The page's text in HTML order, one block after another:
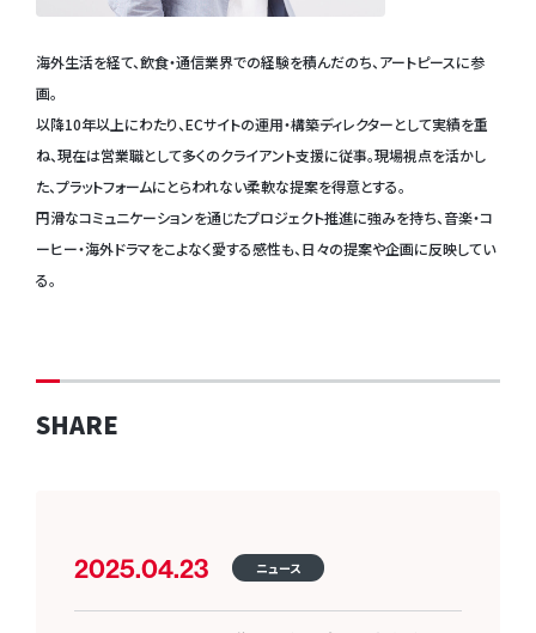
海外生活を経て、飲食・通信業界での経験を積んだのち、アートピースに参
画。
以降10年以上にわたり、ECサイトの運用・構築ディレクターとして実績を重
ね、現在は営業職として多くのクライアント支援に従事。現場視点を活かし
た、プラットフォームにとらわれない柔軟な提案を得意とする。
円滑なコミュニケーションを通じたプロジェクト推進に強みを持ち、音楽・コ
ーヒー・海外ドラマをこよなく愛する感性も、日々の提案や企画に反映してい
る。
SHARE
2025.04.23 ニュース